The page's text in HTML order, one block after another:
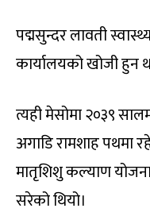
पद्मसुन्दर लावती
कार्यालयको खोजी हुन
त्यही मेसोमा २०३९
अगाडि रामशाह पथमा
मातृशिशु कल्याण
सरेको थियो।